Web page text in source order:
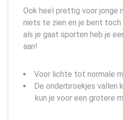
Ook heel prettig voor jonge
niets te zien en je bent toch
als je gaat sporten heb je
aan!
Voor lichte tot normale
De onderbroekjes vallen
kun je voor een grotere